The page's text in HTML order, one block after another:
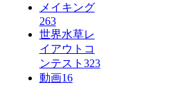
メイキング
263
世界水草レ
イアウトコ
ンテスト 323
動画16